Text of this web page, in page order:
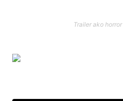
Trailer ako horror